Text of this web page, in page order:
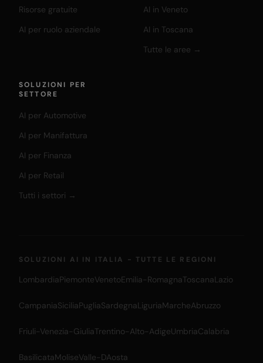
Risorse gratuite
AI per ruolo aziendale
AI in Veneto
AI in Toscana
Tutte le aree →
SOLUZIONI PER
SETTORE
AI per Automotive
AI per Manifattura
AI per Finanza
AI per Retail
Tutti i settori →
SOLUZIONI AI IN ITALIA - TUTTE LE REGIONI
LombardiaPiemonteVenetoEmilia-RomagnaToscanaLazio
CampaniaSiciliaPugliaSardegnaLiguriaMarcheAbruzzo
Friuli-Venezia-GiuliaTrentino-Alto-AdigeUmbriaCalabria
BasilicataMoliseValle-DAosta